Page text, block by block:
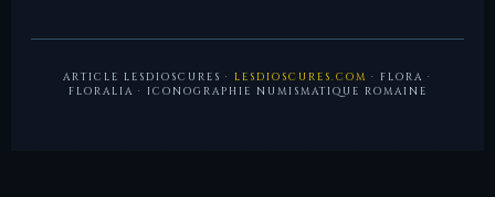
ARTICLE LESDIOSCURES · LESDIOSCURES.COM · FLORA ·
FLORALIA · ICONOGRAPHIE NUMISMATIQUE ROMAINE